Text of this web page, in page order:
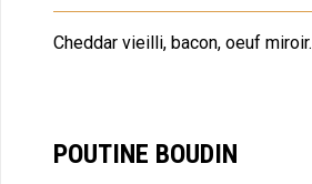
Cheddar vieilli, bacon, oeuf miroir.
POUTINE BOUDIN